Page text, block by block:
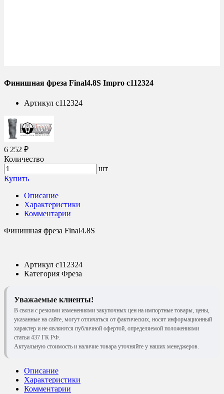
Финишная фреза Final4.8S Impro c112324
Артикул c112324
6 252 ₽
Количество
шт
Купить
Описание
Характеристики
Комментарии
Финишная фреза Final4.8S
Артикул c112324
Категория Фреза
Уважаемые клиенты!
В связи с резкими изменениями закупочных цен на импортные товары, цены,
указанные на сайте, могут отличаться от фактических, носят информационный
характер и не являются публичной офертой, определяемой положениями
статьи 437 ГК РФ.
Актуальную стоимость и наличие товара уточняйте у наших менеджеров.
Описание
Характеристики
Комментарии